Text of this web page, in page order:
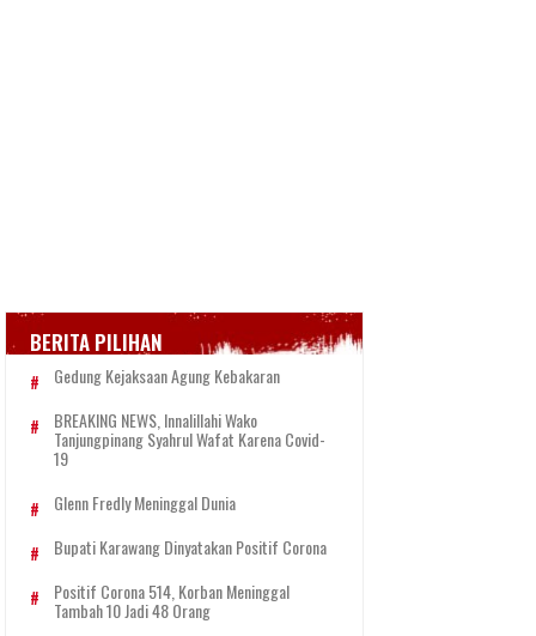
BERITA PILIHAN
Gedung Kejaksaan Agung Kebakaran
BREAKING NEWS, Innalillahi Wako
Tanjungpinang Syahrul Wafat Karena Covid-
19
Glenn Fredly Meninggal Dunia
Bupati Karawang Dinyatakan Positif Corona
Positif Corona 514, Korban Meninggal
Tambah 10 Jadi 48 Orang